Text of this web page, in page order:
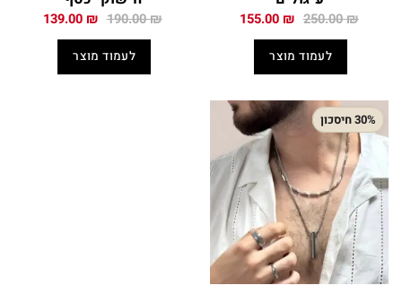
250.00₪ המחיר
250.00 ₪.
155.00 ₪ המחיר
לעמוד מוצר
190.00₪ המחיר
190.00 ₪.
139.00 ₪ המחיר
לעמוד מוצר
30% חיסכון